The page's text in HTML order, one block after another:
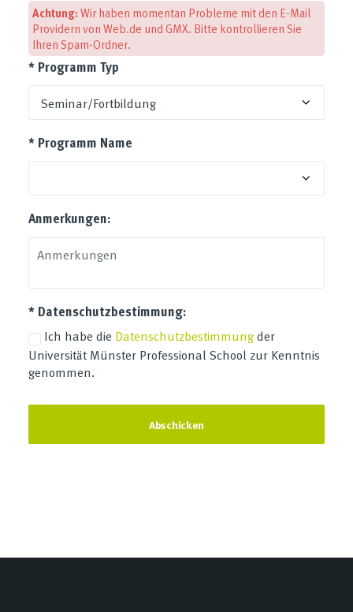
Achtung: Wir haben momentan Probleme mit den E-Mail
Providern von Web.de und GMX. Bitte kontrollieren Sie
Ihren Spam-Ordner.
* Programm Typ
* Programm Name
Anmerkungen:
* Datenschutzbestimmung:
Ich habe die Datenschutzbestimmungder
Universität Münster Professional School zur Kenntnis
genommen.